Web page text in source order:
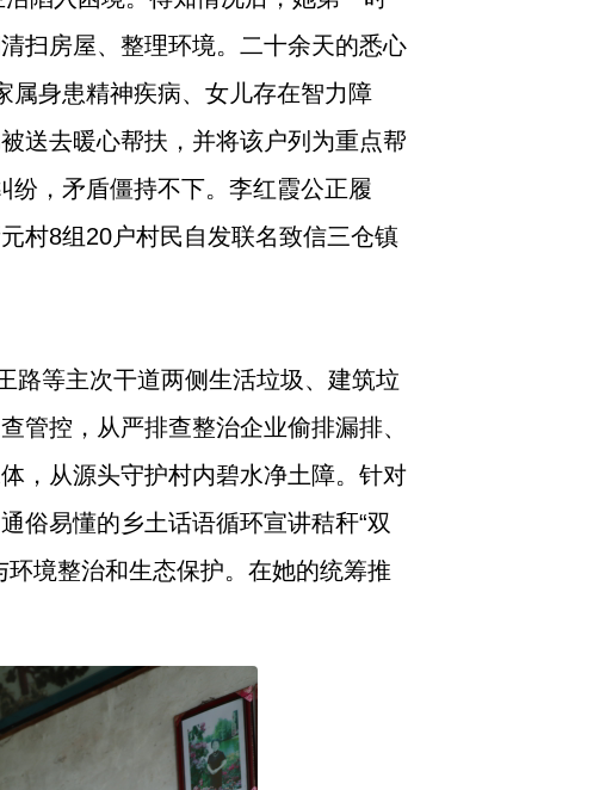
扫房屋、整理环境。二十余天的悉心
属身患精神疾病、女儿存在智力障
送去暖心帮扶，并将该户列为重点帮
纷，矛盾僵持不下。李红霞公正履
村8组20户村民自发联名致信三仓镇
路等主次干道两侧生活垃圾、建筑垃
管控，从严排查整治企业偷排漏排、
，从源头守护村内碧水净土障。针对
俗易懂的乡土话语循环宣讲秸秆“双
境整治和生态保护。在她的统筹推